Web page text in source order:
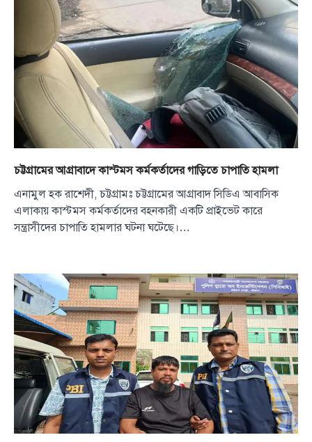
চট্টগ্রামের আগ্রাবাদে কাস্টমস কর্মকর্তাদের গাড়িতে চাপাতি হামলা
এনামুল হক রাশেদী, চট্টগ্রামঃ চট্টগ্রামের আগ্রাবাদ সিডিএ আবাসিক
এলাকায় কাস্টমস কর্মকর্তাদের বহনকারী একটি প্রাইভেট কারে
সন্ত্রাসীদের চাপাতি হামলার ঘটনা ঘটেছে।…